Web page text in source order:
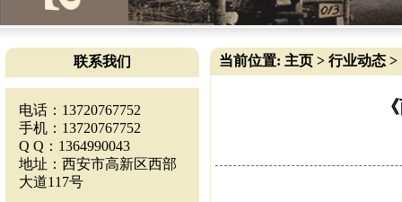
联系我们
电话：13720767752
手机：13720767752
Q Q：1364990043
地址：西安市高新区西部
大道117号
当前位置: 主页 > 行业动态 >